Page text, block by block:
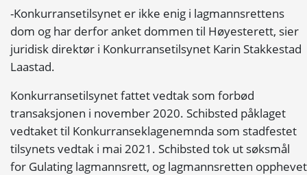
-Konkurransetilsynet er ikke enig i lagmannsrettens
dom og har derfor anket dommen til Høyesterett, sier
juridisk direktør i Konkurransetilsynet Karin Stakkestad
Laastad.
Konkurransetilsynet fattet vedtak som forbød
transaksjonen i november 2020. Schibsted påklaget
vedtaket til Konkurranseklagenemnda som stadfestet
tilsynets vedtak i mai 2021. Schibsted tok ut søksmål
for Gulating lagmannsrett, og lagmannsretten opphevet